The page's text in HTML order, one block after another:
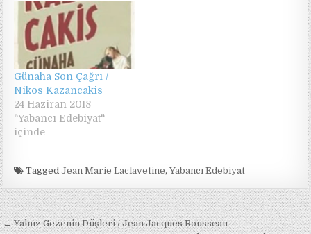
Günaha Son Çağrı /
Nikos Kazancakis
24 Haziran 2018
"Yabancı Edebiyat"
içinde
TaggedJean Marie Laclavetine,Yabancı Edebiyat
Yazı
← Yalnız Gezenin Düşleri / Jean Jacques Rousseau